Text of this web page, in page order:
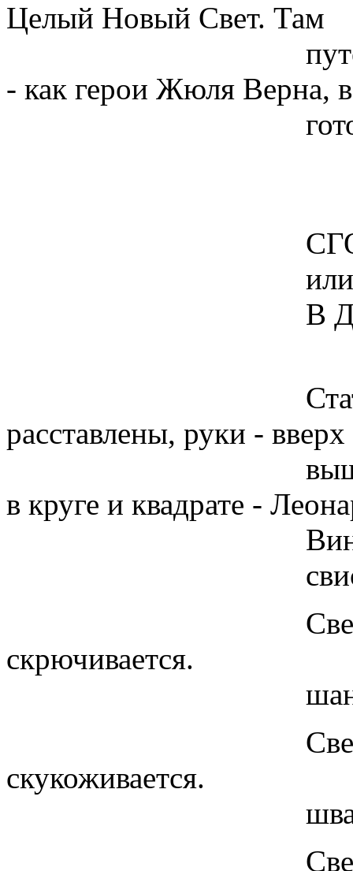
Целый Новый Свет. Там
путешествуют
- как герои Жюля Верна,
готовы
или
В
Стать спиной
расставлены, руки -
выше плеч,
в круге и квадрате -
свиссссс -
Свет
скрючивается.
шанссссс -
Свет еще
скукоживается.
шванссссс -
Свет